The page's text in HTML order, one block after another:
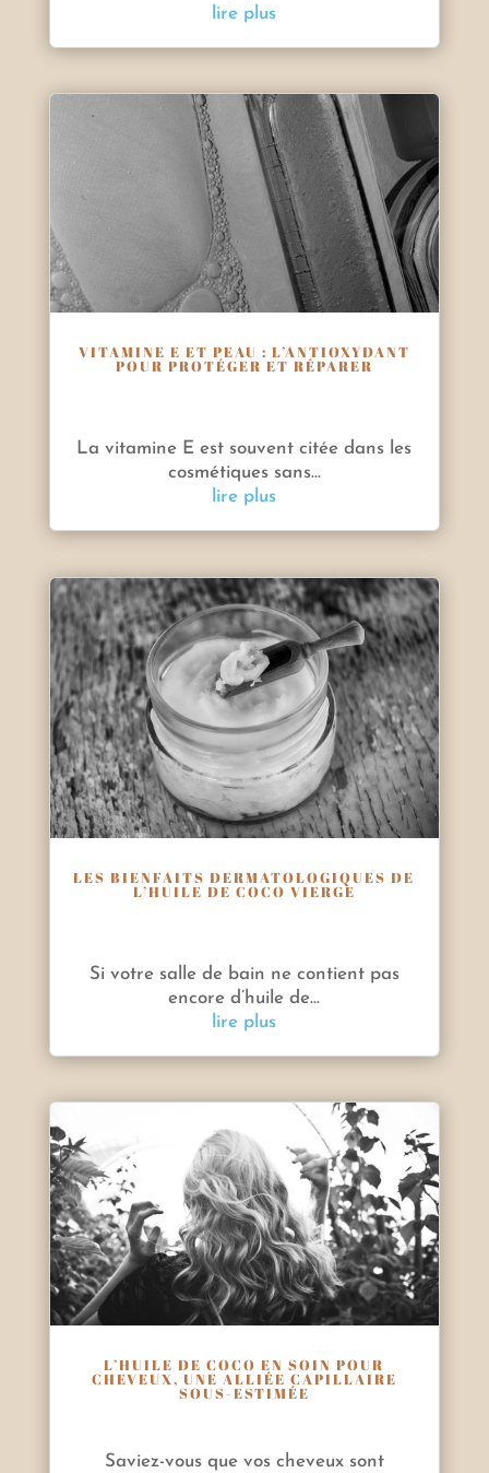
lire plus
VITAMINE E ET PEAU : L’ANTIOXYDANT
POUR PROTÉGER ET RÉPARER
La vitamine E est souvent citée dans les
cosmétiques sans...
lire plus
LES BIENFAITS DERMATOLOGIQUES DE
L’HUILE DE COCO VIERGE
Si votre salle de bain ne contient pas
encore d’huile de...
lire plus
L’HUILE DE COCO EN SOIN POUR
CHEVEUX, UNE ALLIÉE CAPILLAIRE
SOUS-ESTIMÉE
Saviez-vous que vos cheveux sont